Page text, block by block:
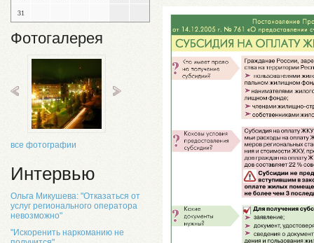
31
Фотогалерея
все фотографии
Интервью
Ольга Микушева: "Отказаться от
услуг регионального оператора
невозможно"
"Искоренить наркоманию не